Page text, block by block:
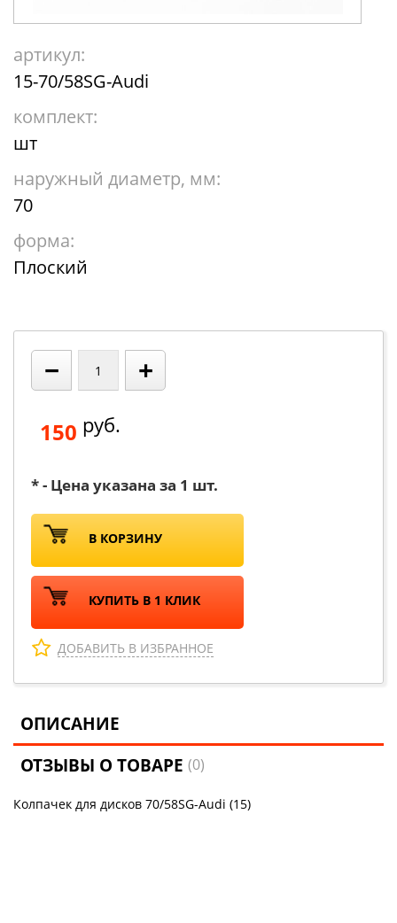
артикул:
15-70/58SG-Audi
комплект:
шт
наружный диаметр, мм:
70
форма:
Плоский
− +
150 руб.
* - Цена указана за 1 шт.
В КОРЗИНУ
КУПИТЬ В 1 КЛИК
ДОБАВИТЬ В ИЗБРАННОЕ
ОПИСАНИЕ
ОТЗЫВЫ О ТОВАРЕ(0)
Колпачек для дисков 70/58SG-Audi (15)